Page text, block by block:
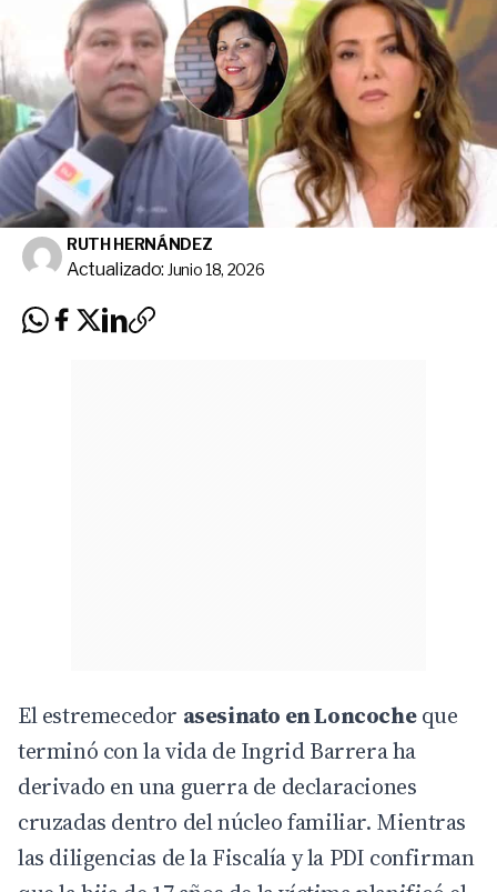
RUTH HERNÁNDEZ
Actualizado: Junio 18, 2026
El estremecedor asesinato en Loncocheque
terminó con la vida de Ingrid Barrera ha
derivado en una guerra de declaraciones
cruzadas dentro del núcleo familiar. Mientras
las diligencias de la Fiscalía y la PDI confirman